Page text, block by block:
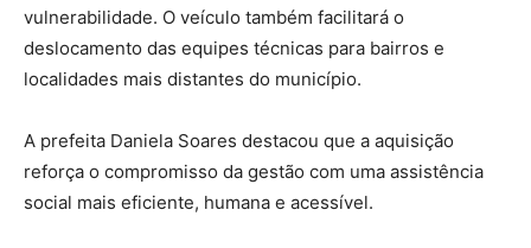
vulnerabilidade. O veículo também facilitará o
deslocamento das equipes técnicas para bairros e
localidades mais distantes do município.
A prefeita Daniela Soares destacou que a aquisição
reforça o compromisso da gestão com uma assistência
social mais eficiente, humana e acessível.